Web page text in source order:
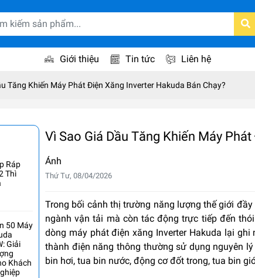
Giới thiệu Tin tức Liên hệ
Tăng Khiến Máy Phát Điện Xăng Inverter Hakuda Bán Chạy?
Ráp
Thì
50 Máy
Giải
Khách
Vì Sao Giá Dầu Tăng Khiến Máy
Ánh
Thứ Tư, 08/04/2026
Trong bối cảnh thị trường năng lượng thế giới
ngành vận tải mà còn tác động trực tiếp đến
dòng máy phát điện xăng Inverter Hakuda lại ghi
thành điện năng thông thường sử dụng nguyên
bin hơi, tua bin nước, động cơ đốt trong, tua bin